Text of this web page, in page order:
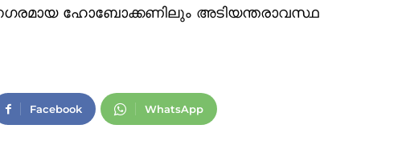
ഹോബോക്കണിലും അടിയന്തരാവസ്ഥ
Facebook WhatsApp